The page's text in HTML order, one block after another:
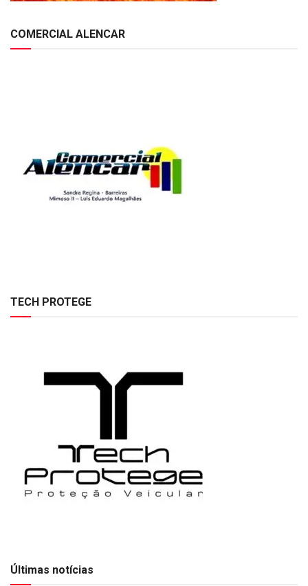
COMERCIAL ALENCAR
TECH PROTEGE
Últimas notícias